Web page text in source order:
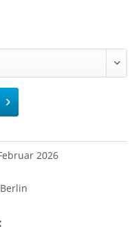
2026